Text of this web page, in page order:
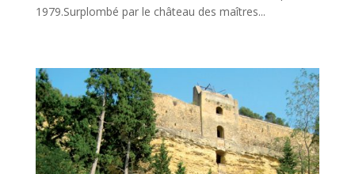
1979.Surplombé par le château des maîtres...